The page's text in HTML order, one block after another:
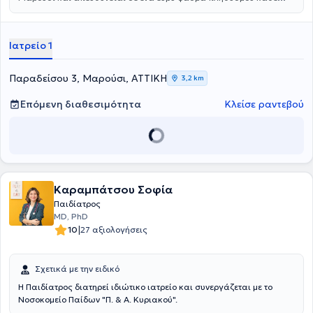
και η εξασφάλιση υψηλής ποιότητας διαβίωσης. Προσφέρεται ένα
όπως Ιγμορίτιδα, Ίλιγγος και ζάλη, Ρινίτιδα και Aλλεργική ρινίτιδα,
διαταραχές φωνής, Στοματίτιδα, Φαρυγγίτιδα. Παράλληλα,
αντιμετωπίζονται όλα τα Ωτολογικά - Νευροωτολογικά
προβλήματα, όπως βαρηκοΐα, εμβοές και υπερακουσία.
Επιστημονικός Διευθυντής του Ιατρικού Κέντρου ΕΥίασις είναι η Dr
Χριστίνα Ευθυμίου MD, MSc, Med. Ac, Χειρουργός
Τραχήλου και ειδικός Ιατρικού Βελονισμού.
Ιατρείο 1
Παραδείσου 3, Μαρούσι, ΑΤΤΙΚΗ 3,2 km
Επόμενη διαθεσιμότητα Κλείσε ραντεβού
Καραμπάτσου Σοφία
Παιδίατρος
MD, PhD
10|27 αξιολογήσεις
Σχετικά με την ειδικό
Η Παιδίατρος διατηρεί ιδιώτικο ιατρείο και συνεργάζεται με το
Νοσοκομείο Παίδων "Π. & Α. Κυριακού".